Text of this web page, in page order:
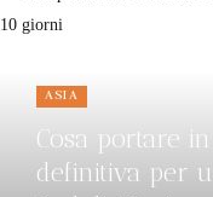
ASIA
Cosa portare
definitiva per